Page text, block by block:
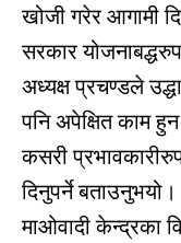
खोजी गरेर आगामी
सरकार
अध्यक्ष प्रचण्डले
पनि अपेक्षित काम
कसरी
दिनुपर्ने बताउनुभयो।
माओवादी केन्द्रका